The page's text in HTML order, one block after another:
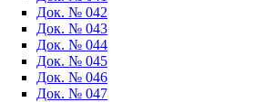
Док. № 042
Док. № 043
Док. № 044
Док. № 045
Док. № 046
Док. № 047